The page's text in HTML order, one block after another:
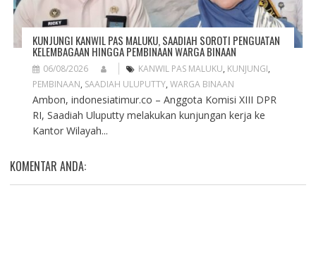
KUNJUNGI KANWIL PAS MALUKU, SAADIAH SOROTI PENGUATAN
KELEMBAGAAN HINGGA PEMBINAAN WARGA BINAAN
06/08/2026 KANWIL PAS MALUKU, KUNJUNGI,
PEMBINAAN, SAADIAH ULUPUTTY, WARGA BINAAN
Ambon, indonesiatimur.co – Anggota Komisi XIII DPR
RI, Saadiah Uluputty melakukan kunjungan kerja ke
Kantor Wilayah...
KOMENTAR ANDA: